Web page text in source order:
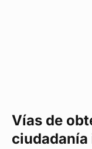
Vías de